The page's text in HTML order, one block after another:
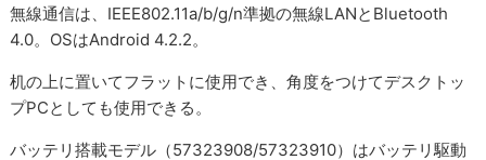
無線通信は、IEEE802.11a/b/g/n準拠の無線LANとBluetooth
4.0。OSはAndroid 4.2.2。
机の上に置いてフラットに使用でき、角度をつけてデスクトッ
プPCとしても使用できる。
バッテリ搭載モデル（57323908/57323910）はバッテリ駆動